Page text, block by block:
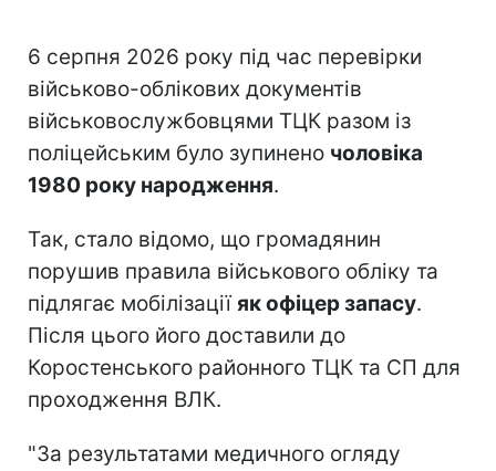
6 серпня 2026 року під час перевірки
військово-облікових документів
військовослужбовцями ТЦК разом із
поліцейським було зупинено чоловіка
1980 року народження.
Так, стало відомо, що громадянин
порушив правила військового обліку та
підлягає мобілізації як офіцер запасу.
Після цього його доставили до
Коростенського районного ТЦК та СП для
проходження ВЛК.
"За результатами медичного огляду